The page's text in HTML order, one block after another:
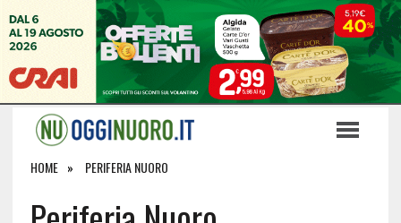
HOME PERIFERIA NUORO